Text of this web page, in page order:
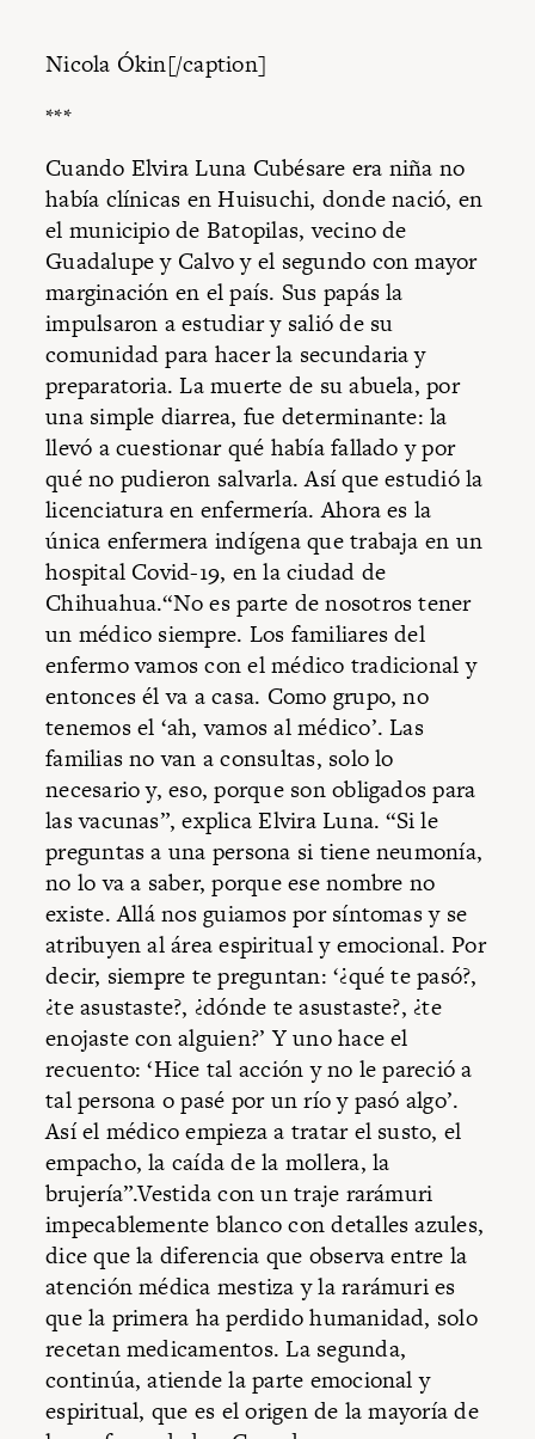
Nicola Ókin[/caption]
***
Cuando Elvira Luna Cubésare era niña no
había clínicas en Huisuchi, donde nació, en
el municipio de Batopilas, vecino de
Guadalupe y Calvo y el segundo con mayor
marginación en el país. Sus papás la
impulsaron a estudiar y salió de su
comunidad para hacer la secundaria y
preparatoria. La muerte de su abuela, por
una simple diarrea, fue determinante: la
llevó a cuestionar qué había fallado y por
qué no pudieron salvarla. Así que estudió la
licenciatura en enfermería. Ahora es la
única enfermera indígena que trabaja en un
hospital Covid-19, en la ciudad de
Chihuahua.“No es parte de nosotros tener
un médico siempre. Los familiares del
enfermo vamos con el médico tradicional y
entonces él va a casa. Como grupo, no
tenemos el ‘ah, vamos al médico’. Las
familias no van a consultas, solo lo
necesario y, eso, porque son obligados para
las vacunas”, explica Elvira Luna. “Si le
preguntas a una persona si tiene neumonía,
no lo va a saber, porque ese nombre no
existe. Allá nos guiamos por síntomas y se
atribuyen al área espiritual y emocional. Por
decir, siempre te preguntan: ‘¿qué te pasó?,
¿te asustaste?, ¿dónde te asustaste?, ¿te
enojaste con alguien?’ Y uno hace el
recuento: ‘Hice tal acción y no le pareció a
tal persona o pasé por un río y pasó algo’.
Así el médico empieza a tratar el susto, el
empacho, la caída de la mollera, la
brujería”.Vestida con un traje rarámuri
impecablemente blanco con detalles azules,
dice que la diferencia que observa entre la
atención médica mestiza y la rarámuri es
que la primera ha perdido humanidad, solo
recetan medicamentos. La segunda,
continúa, atiende la parte emocional y
espiritual, que es el origen de la mayoría de